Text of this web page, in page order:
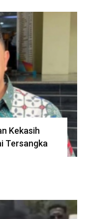
Kekasih
Tersangka